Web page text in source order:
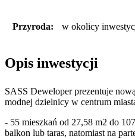
Przyroda: w okolicy
Opis inwestycji
SASS Deweloper prezentuje
modnej dzielnicy w centrum
- 55 mieszkań od 27,58 m2 do
balkon lub taras, natomiast na